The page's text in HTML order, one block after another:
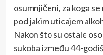
osumnjičeni, za koga
pod jakim uticajem
Nakon što su ostale
sukoba između 44-